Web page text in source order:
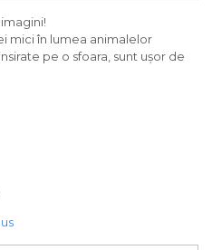
mici în lumea animalelor
pe o sfoara, sunt ușor de